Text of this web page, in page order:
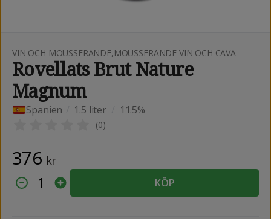
VIN OCH MOUSSERANDE,MOUSSERANDE VIN OCH CAVA
Rovellats Brut Nature
Magnum
Spanien 1.5 liter 11.5%
(0)
376 kr
1 KÖP